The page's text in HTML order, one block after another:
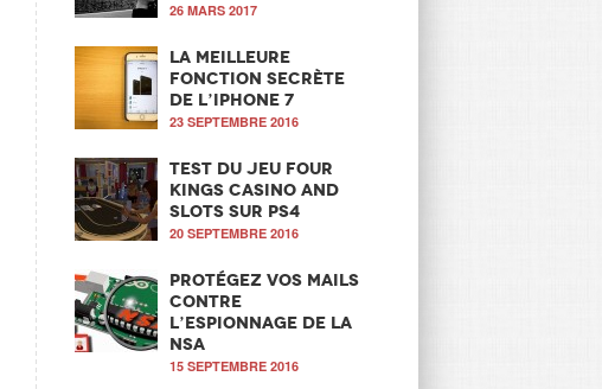
26 MARS 2017
La meilleure
fonction secrète
de l’iPhone 7
23 SEPTEMBRE 2016
Test du jeu Four
Kings Casino and
Slots sur PS4
20 SEPTEMBRE 2016
Protégez vos mails
contre
l’espionnage de la
NSA
15 SEPTEMBRE 2016